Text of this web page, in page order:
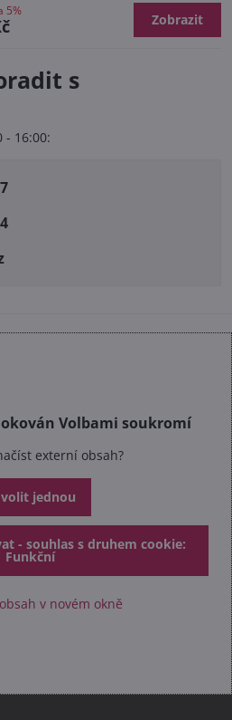
5%
Zobrazit
s
- 16:00:
Volbami soukromí
externí obsah?
jednou
- souhlas s druhem cookie:
Funkční
v novém okně